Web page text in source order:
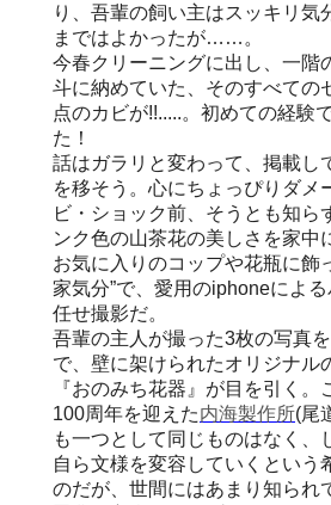
り、吾輩の飼い主はスッキリ気
まではよかったが……。
今春クリーニングに出し、一階
斗に納めていた、そのすべての
点のカビが!!.....。初めての経験
た！
話はガラリと変わって、掲載し
を移そう。心にちょっぴりダメ
ビ・ショック前、そうとも知ら
ンク色の山茶花の美しさを家中
お気に入りのコップや花瓶に飾
家気分”で、愛用のiphoneによ
任せ撮影だ。
吾輩の主人が撮った3枚の写真
で、壁に架けられたオリジナル
『おのみち花器』が目を引く。
100周年を迎えた内海製作所(尾
も一つとして同じものはなく、
自ら文様を変容していくという
のだが、世間にはあまり知られ